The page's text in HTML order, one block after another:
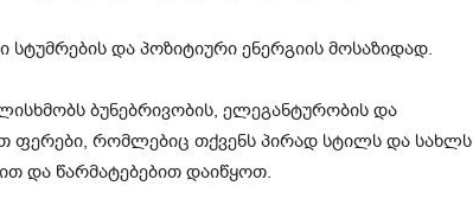
და პოზიტიური ენერგიის მოსაზიდად.
ბუნებრივობის, ელეგანტურობის და
ფერები, რომლებიც თქვენს პირად სტილს და სახლს
და წარმატებებით დაიწყოთ.